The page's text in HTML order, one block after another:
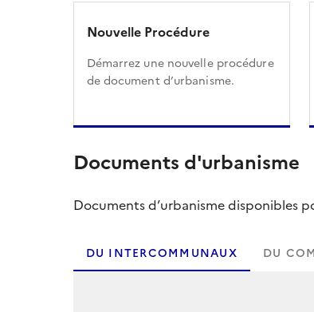
Nouvelle Procédure
Démarrez une nouvelle procédure
de document d’urbanisme.
Documents d'urbanisme
Documents d’urbanisme disponibles
DU INTERCOMMUNAUX DU